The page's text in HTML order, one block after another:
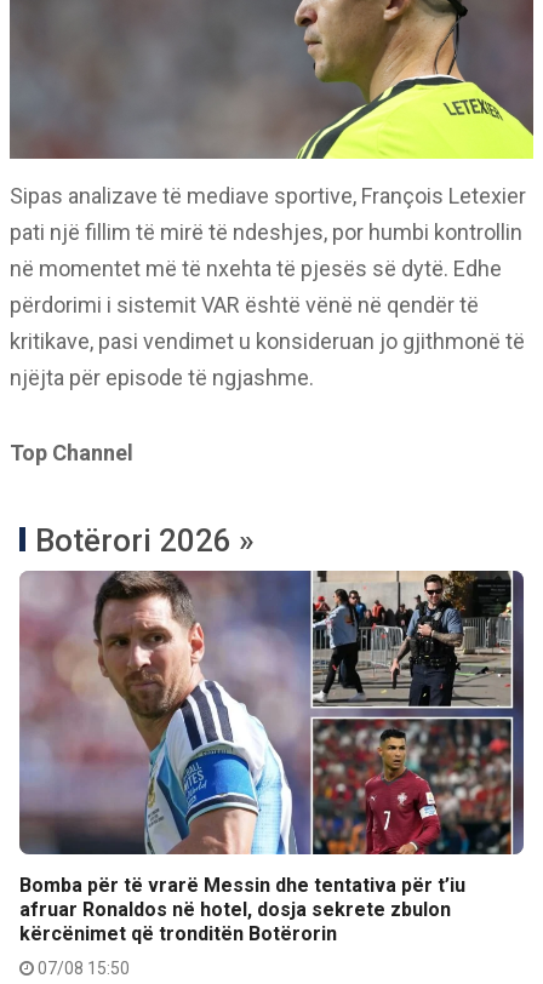
Sipas analizave të mediave sportive, François Letexier
pati një fillim të mirë të ndeshjes, por humbi kontrollin
në momentet më të nxehta të pjesës së dytë. Edhe
përdorimi i sistemit VAR është vënë në qendër të
kritikave, pasi vendimet u konsideruan jo gjithmonë të
njëjta për episode të ngjashme.
Top Channel
Botërori 2026 »
Bomba për të vrarë Messin dhe tentativa për t’iu
afruar Ronaldos në hotel, dosja sekrete zbulon
kërcënimet që tronditën Botërorin
07/08 15:50